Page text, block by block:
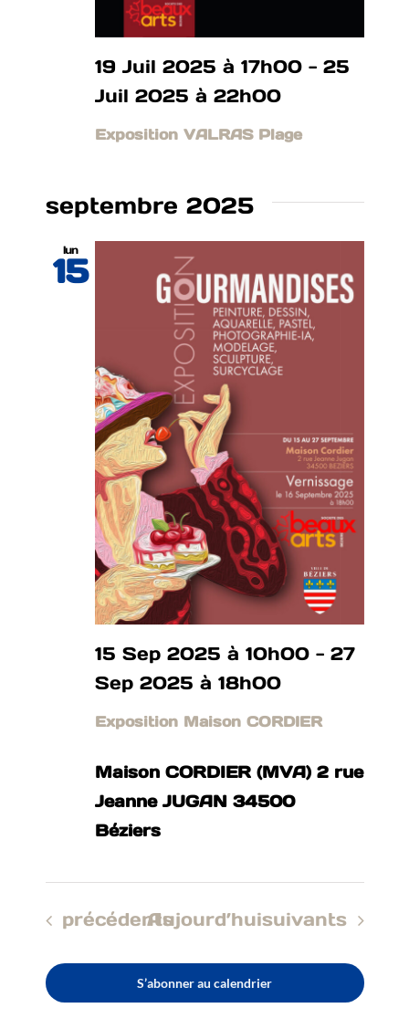
Exposition VALRAS Plage
19 Juil 2025 à 17h00- 25
Juil 2025 à 22h00
septembre 2025
lun
15
Exposition Maison CORDIER
15 Sep 2025 à 10h00- 27
Sep 2025 à 18h00
Maison CORDIER (MVA) 2 rue
Jeanne JUGAN 34500
Béziers
Évènements
précédentsAujourd’huiÉvènements
suivants
S’abonner au calendrier